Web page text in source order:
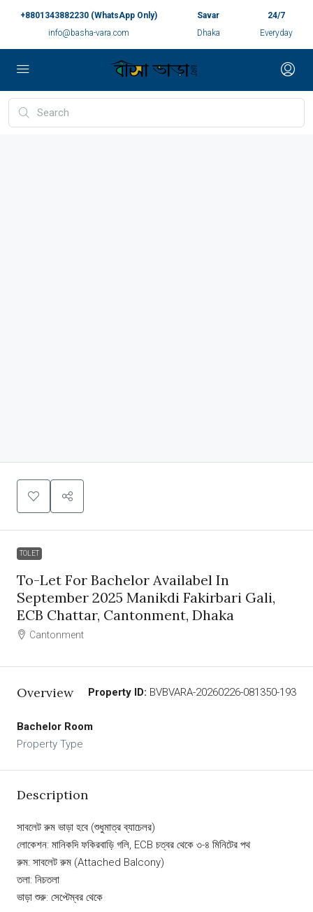
+8801343882230 (WhatsApp Only)
info@basha-vara.com
Savar
Dhaka
24/7
Everyday
TOLET
To-Let For Bachelor Availabel In
September 2025 Manikdi Fakirbari Gali,
ECB Chattar, Cantonment, Dhaka
Cantonment
Overview Property ID: BVBVARA-20260226-081350-193
Bachelor Room
Property Type
Description
সাবলেট রুম ভাড়া হবে (শুধুমাত্র ব্যাচেলর)
লোকেশন: মানিকদি ফকিরবাড়ি গলি, ECB চত্বর থেকে ৩-৪ মিনিটের পথ
রুম: সাবলেট রুম (Attached Balcony)
তলা: নিচতলা
ভাড়া শুরু: সেপ্টেম্বর থেকে